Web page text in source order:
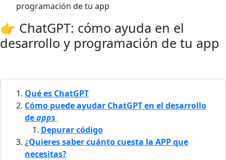
programación de tu app
👉 ChatGPT: cómo ayuda en el
desarrollo y programación de tu app
Qué es ChatGPT
Cómo puede ayudar ChatGPT en el desarrollo
deapps
Depurar código
¿Quieres saber cuánto cuesta la APP que
necesitas?